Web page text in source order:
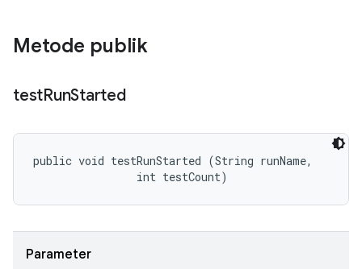
Metode publik
testRunStarted
public void testRunStarted (String runName,
                int testCount)
Parameter